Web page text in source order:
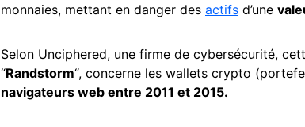
monnaies, mettant en danger des actifs d’une
Selon Unciphered, une firme de cybersécurité,
“Randstorm“, concerne les wallets crypto
navigateurs web entre 2011 et 2015.